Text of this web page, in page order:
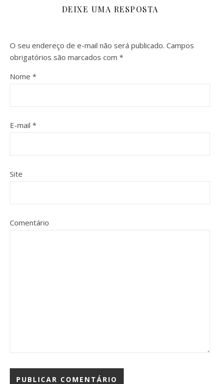
DEIXE UMA RESPOSTA
O seu endereço de e-mail não será publicado. Campos
obrigatórios são marcados com *
Nome *
E-mail *
Site
Comentário